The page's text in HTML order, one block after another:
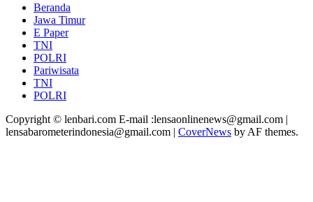
Beranda
Jawa Timur
E Paper
TNI
POLRI
Pariwisata
TNI
POLRI
Copyright © lenbari.com E-mail :lensaonlinenews@gmail.com |
lensabarometerindonesia@gmail.com | CoverNews by AF themes.